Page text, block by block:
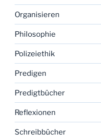
Organisieren
Philosophie
Polizeiethik
Predigen
Predigtbücher
Reflexionen
Schreibbücher